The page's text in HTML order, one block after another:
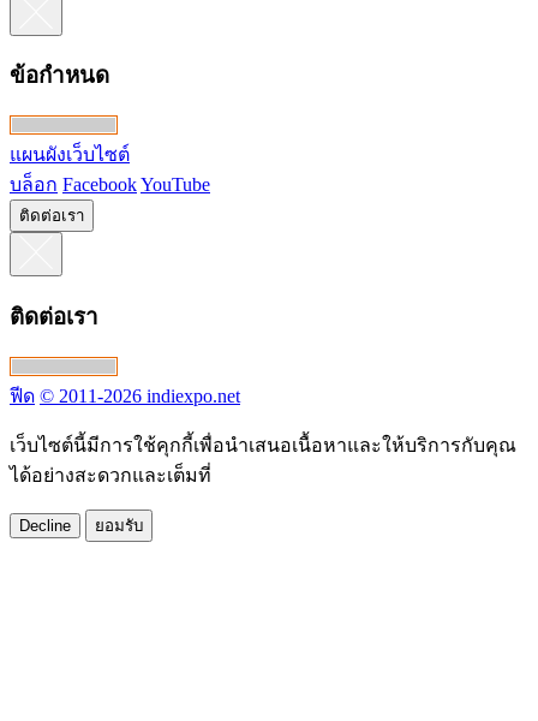
ข้อกำหนด
แผนผังเว็บไซต์
บล็อก FacebookYouTube
ติดต่อเรา
ติดต่อเรา
ฟีด © 2011-2026 indiexpo.net
เว็บไซต์นี้มีการใช้คุกกี้เพื่อนำเสนอเนื้อหาและให้บริการกับคุณ
ได้อย่างสะดวกและเต็มที่
Decline ยอมรับ